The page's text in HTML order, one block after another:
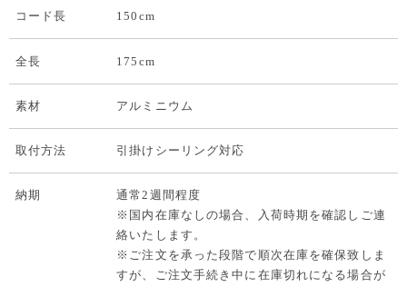
コード長 150cm
全長 175cm
素材 アルミニウム
取付方法 引掛けシーリング対応
納期
通常2週間程度
※国内在庫なしの場合、入荷時期を確認しご連
絡いたします。
※ご注文を承った段階で順次在庫を確保致しま
すが、ご注文手続き中に在庫切れになる場合が